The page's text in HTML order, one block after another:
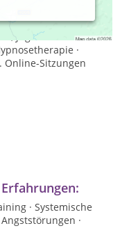
Göppingen und
Traumata,
Jugendliche und
·
Online-Sitzungen
· Systemische
·